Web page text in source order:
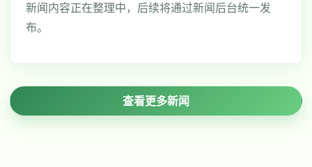
新闻内容正在整理中，后续将通过新闻后台统一发
布。
查看更多新闻